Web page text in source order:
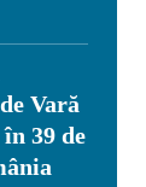
Vară
39 de